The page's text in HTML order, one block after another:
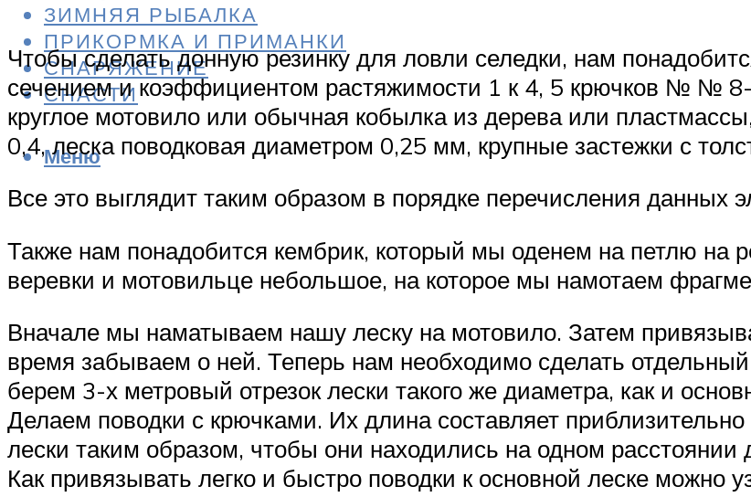
ЗИМНЯЯ РЫБАЛКА
ПРИКОРМКА И ПРИМАНКИ
СНАРЯЖЕНИЕ
СНАСТИ
Меню
Чтобы сделать донную резинку для ловли селедки, нам
сечением и коэффициентом растяжимости 1 к 4, 5 крючков № №
круглое мотовило или обычная кобылка из дерева или
0,4, леска поводковая диаметром 0,25 мм, крупные застежки с
Все это выглядит таким образом в порядке перечисления данных
Также нам понадобится кембрик, который мы оденем на петлю на
веревки и мотовильце небольшое, на которое мы намотаем
Вначале мы наматываем нашу леску на мотовило. Затем
время забываем о ней. Теперь нам необходимо сделать
берем 3-х метровый отрезок лески такого же диаметра, как и
Делаем поводки с крючками. Их длина составляет
лески таким образом, чтобы они находились на одном расстоянии
Как привязывать легко и быстро поводки к основной леске можно